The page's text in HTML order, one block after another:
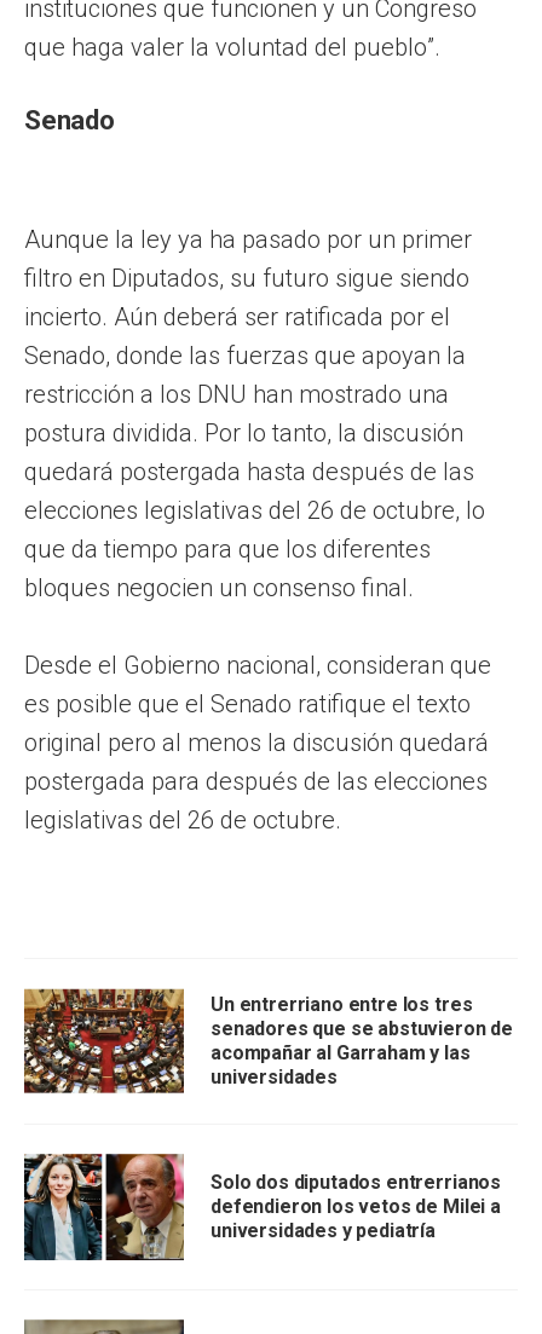
instituciones que funcionen y un Congreso
que haga valer la voluntad del pueblo”.
Senado
Aunque la ley ya ha pasado por un primer
filtro en Diputados, su futuro sigue siendo
incierto. Aún deberá ser ratificada por el
Senado, donde las fuerzas que apoyan la
restricción a los DNU han mostrado una
postura dividida. Por lo tanto, la discusión
quedará postergada hasta después de las
elecciones legislativas del 26 de octubre, lo
que da tiempo para que los diferentes
bloques negocien un consenso final.
Desde el Gobierno nacional, consideran que
es posible que el Senado ratifique el texto
original pero al menos la discusión quedará
postergada para después de las elecciones
legislativas del 26 de octubre.
Un entrerriano entre los tres
senadores que se abstuvieron de
acompañar al Garraham y las
universidades
Solo dos diputados entrerrianos
defendieron los vetos de Milei a
universidades y pediatría